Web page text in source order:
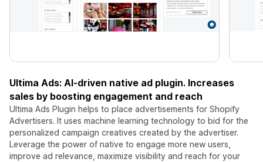
Ultima Ads: AI-driven native ad plugin. Increases
sales by boosting engagement and reach
Ultima Ads Plugin helps to place advertisements for Shopify
Advertisers. It uses machine learning technology to bid for the
personalized campaign creatives created by the advertiser.
Leverage the power of native to engage more new users,
improve ad relevance, maximize visibility and reach for your